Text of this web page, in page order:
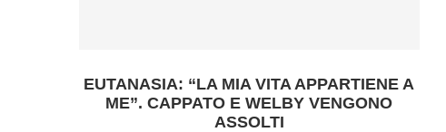
EUTANASIA: “LA MIA VITA APPARTIENE A
ME”. CAPPATO E WELBY VENGONO
ASSOLTI